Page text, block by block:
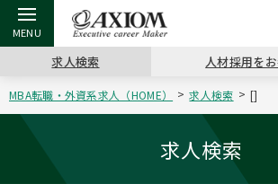
戻る
アクシアムの特長
戻る
キャリア支援 TOP
戻る
転職ツール TOP
戻る
転職コラム TOP
戻る
イベント・セミナー TOP
戻る
会社概要 TOP
求人検索 人材採用を
MBA転職・外資系求人（HOME） 求人検索 []
求人検索